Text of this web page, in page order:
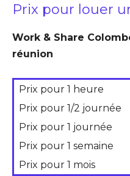
Prix pour louer
Work & Share
réunion
Prix pour 1 heure
Prix pour 1/2 journée
Prix pour 1 journée
Prix pour 1 semaine
Prix pour 1 mois